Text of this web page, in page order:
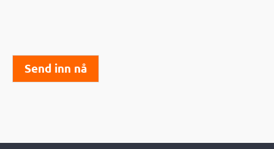
Send inn nå